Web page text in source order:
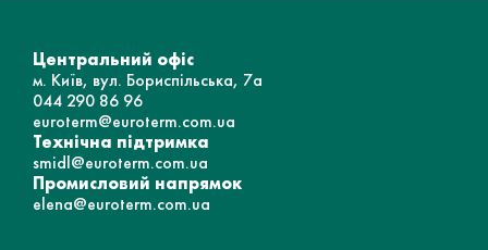
Центральний офіс
м. Київ, вул. Бориспільська, 7а
044 290 86 96
euroterm@euroterm.com.ua
Технічна підтримка
smidl@euroterm.com.ua
Промисловий напрямок
elena@euroterm.com.ua